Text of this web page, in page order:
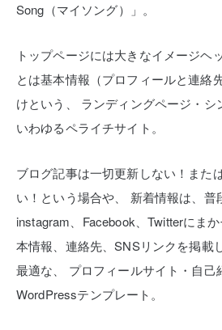
Song（マイソング）」。
トップページには大きなイメージヘ
とは基本情報（プロフィールと連絡
けという、
ランディングページ・シ
いわゆるペライチサイト。
ブログ記事は一切更新しない！また
い！という場合や、
新着情報は、普
instagram、Facebook、Twitterにまか
本情報、連絡先、SNSリンクを掲載
最適な、
プロフィールサイト・自己
WordPressテンプレート。